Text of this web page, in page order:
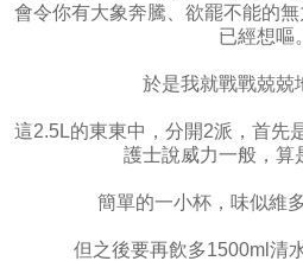
會令你有大象奔騰、欲罷不能的
已經想嘔。
於是我就戰戰兢兢
這2.5L的東東中，分開2派，首先
護士說威力一般，算
簡單的一小杯，味似維
但之後要再飲多1500ml清